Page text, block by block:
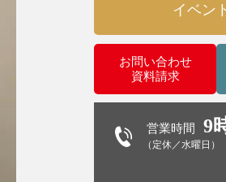
イベン
お問い合わせ
資料請求
営業時間 9
（定休／水曜日）